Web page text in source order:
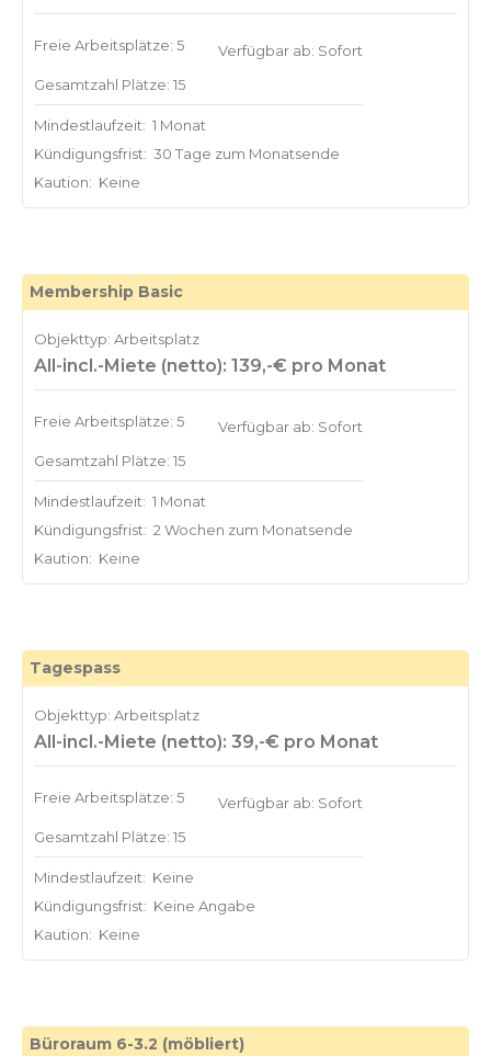
Freie Arbeitsplätze: 5
Gesamtzahl Plätze: 15
Verfügbar ab: Sofort
Mindestlaufzeit: 1 Monat
Kündigungsfrist: 30 Tage zum Monatsende
Kaution: Keine
Membership Basic
Objekttyp: Arbeitsplatz
All-incl.-Miete (netto): 139,-€ pro Monat
Freie Arbeitsplätze: 5
Gesamtzahl Plätze: 15
Verfügbar ab: Sofort
Mindestlaufzeit: 1 Monat
Kündigungsfrist: 2 Wochen zum Monatsende
Kaution: Keine
Tagespass
Objekttyp: Arbeitsplatz
All-incl.-Miete (netto): 39,-€ pro Monat
Freie Arbeitsplätze: 5
Gesamtzahl Plätze: 15
Verfügbar ab: Sofort
Mindestlaufzeit: Keine
Kündigungsfrist: Keine Angabe
Kaution: Keine
Büroraum 6-3.2 (möbliert)